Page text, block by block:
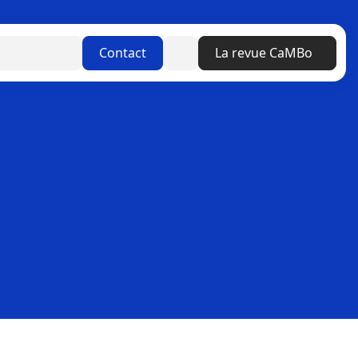
Contact LinkedinLa revue CaMBo